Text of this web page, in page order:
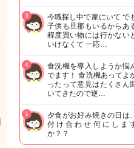
今職探し中で家にいて で
子供も旦那もいるからあ
程度買い物には行かない
いけなくて 一応…
3
食洗機を導入しようか悩
でます！ 食洗機あってよ
ったって意見はたくさん
いてきたので逆…
4
夕食がお好み焼きの日は、
付け合わせ何にしま
か？？
5